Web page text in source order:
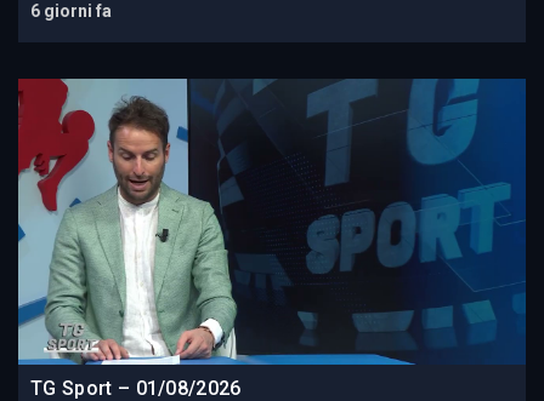
6 giorni fa
TG Sport – 01/08/2026